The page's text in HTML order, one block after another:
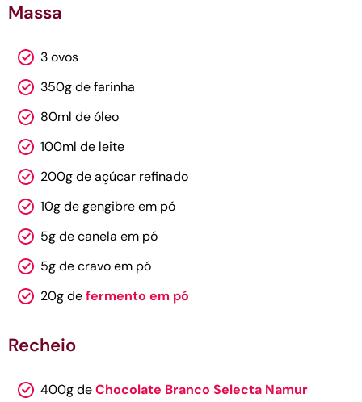
Massa
3 ovos
350g de farinha
80ml de óleo
100ml de leite
200g de açúcar refinado
10g de gengibre em pó
5g de canela em pó
5g de cravo em pó
20g defermento em pó
Recheio
400g deChocolate Branco Selecta Namur